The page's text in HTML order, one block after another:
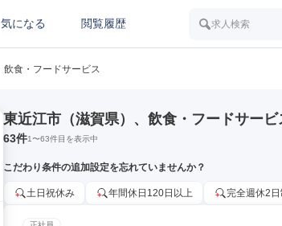
気になる 閲覧履歴 求人検索
飲食・フードサービス
東近江市（滋賀県）、飲食・フードサー
63件1〜63件目を表示中
こだわり条件の追加設定を忘れていませんか？
土日祝休み 年間休日120日以上 完全週休2日